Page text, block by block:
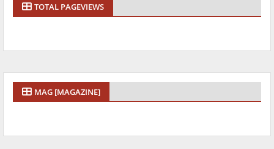
TOTAL PAGEVIEWS
MAG [MAGAZINE]